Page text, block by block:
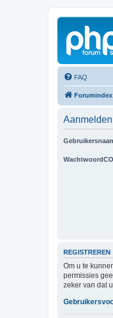
FAQ
Forumindex
Aanmelden
REGISTREREN
Om u te
permissies
zeker van dat